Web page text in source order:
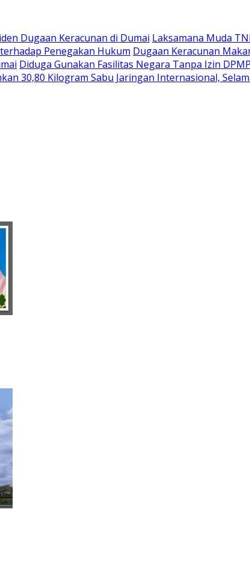
Dugaan Keracunan di Dumai Laksamana Muda
Penegakan Hukum Dugaan Keracunan
Diduga Gunakan Fasilitas Negara Tanpa Izin
30,80 Kilogram Sabu Jaringan Internasional,